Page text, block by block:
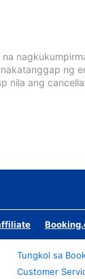
ng
nila ang
Tungkol sa
Customer